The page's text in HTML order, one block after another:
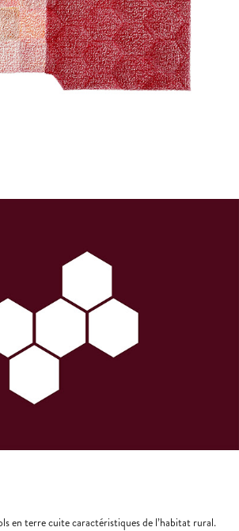
en terre cuite caractéristiques de l’habitat rural.